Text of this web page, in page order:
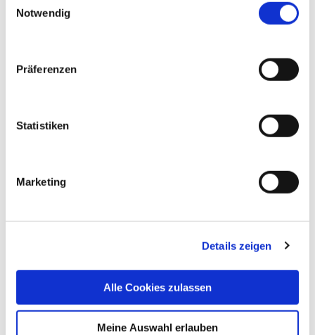
Notwendig
Präferenzen
Statistiken
Marketing
Details zeigen
Alle Cookies zulassen
Meine Auswahl erlauben
oder schlecht heilende Wunden. Besonders das
Mitleidenschaft zieht, haben Menschen mit Diabetes ein
oder das “diabetische Fußssyndrom”. Die verringerte
Schutzfunktion und Infektabwehr können dazu führen,
dass Verletzungen am Fuß nicht rechtzeitig